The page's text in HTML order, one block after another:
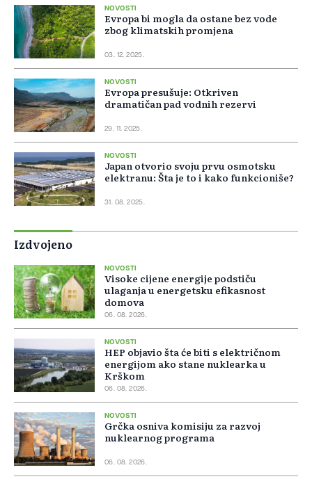
NOVOSTI
Evropa bi mogla da ostane bez vode
zbog klimatskih promjena
03. 12. 2025.
NOVOSTI
Evropa presušuje: Otkriven
dramatičan pad vodnih rezervi
29. 11. 2025.
NOVOSTI
Japan otvorio svoju prvu osmotsku
elektranu: Šta je to i kako funkcioniše?
31. 08. 2025.
Izdvojeno
NOVOSTI
Visoke cijene energije podstiču
ulaganja u energetsku efikasnost
domova
06. 08. 2026.
NOVOSTI
HEP objavio šta će biti s električnom
energijom ako stane nuklearka u
Krškom
06. 08. 2026.
NOVOSTI
Grčka osniva komisiju za razvoj
nuklearnog programa
06. 08. 2026.